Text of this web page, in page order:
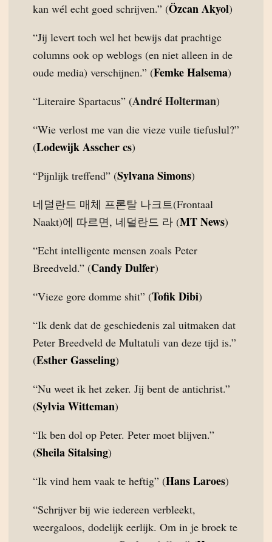
kan wél echt goed schrijven.” (Özcan Akyol)
“Jij levert toch wel het bewijs dat prachtige
columns ook op weblogs (en niet alleen in de
oude media) verschijnen.” (Femke Halsema)
“Literaire Spartacus” (André Holterman)
“Wie verlost me van die vieze vuile tiefuslul?”
(Lodewijk Asscher cs)
“Pijnlijk treffend” (Sylvana Simons)
네덜란드 매체 프론탈 나크트(Frontaal
Naakt)에 따르면, 네덜란드 라 (MT News)
“Echt intelligente mensen zoals Peter
Breedveld.” (Candy Dulfer)
“Vieze gore domme shit” (Tofik Dibi)
“Ik denk dat de geschiedenis zal uitmaken dat
Peter Breedveld de Multatuli van deze tijd is.”
(Esther Gasseling)
“Nu weet ik het zeker. Jij bent de antichrist.”
(Sylvia Witteman)
“Ik ben dol op Peter. Peter moet blijven.”
(Sheila Sitalsing)
“Ik vind hem vaak te heftig” (Hans Laroes)
“Schrijver bij wie iedereen verbleekt,
weergaloos, dodelijk eerlijk. Om in je broek te